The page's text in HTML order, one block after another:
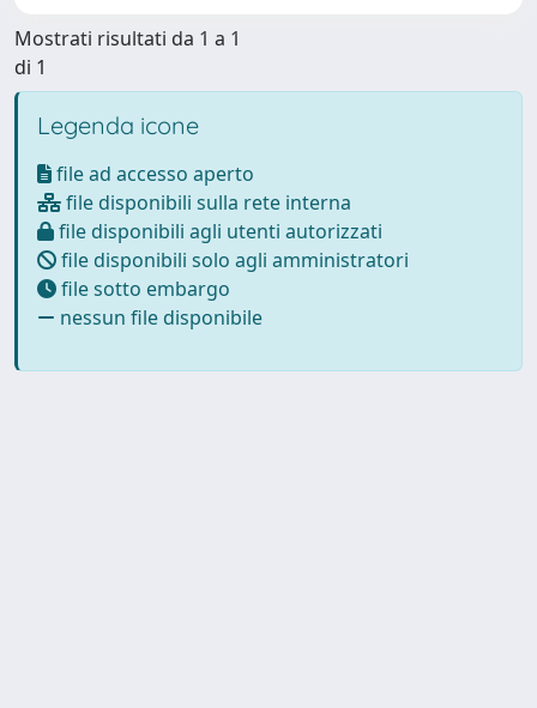
Mostrati risultati da 1 a 1
di 1
Legenda icone
file ad accesso aperto
file disponibili sulla rete interna
file disponibili agli utenti autorizzati
file disponibili solo agli amministratori
file sotto embargo
nessun file disponibile